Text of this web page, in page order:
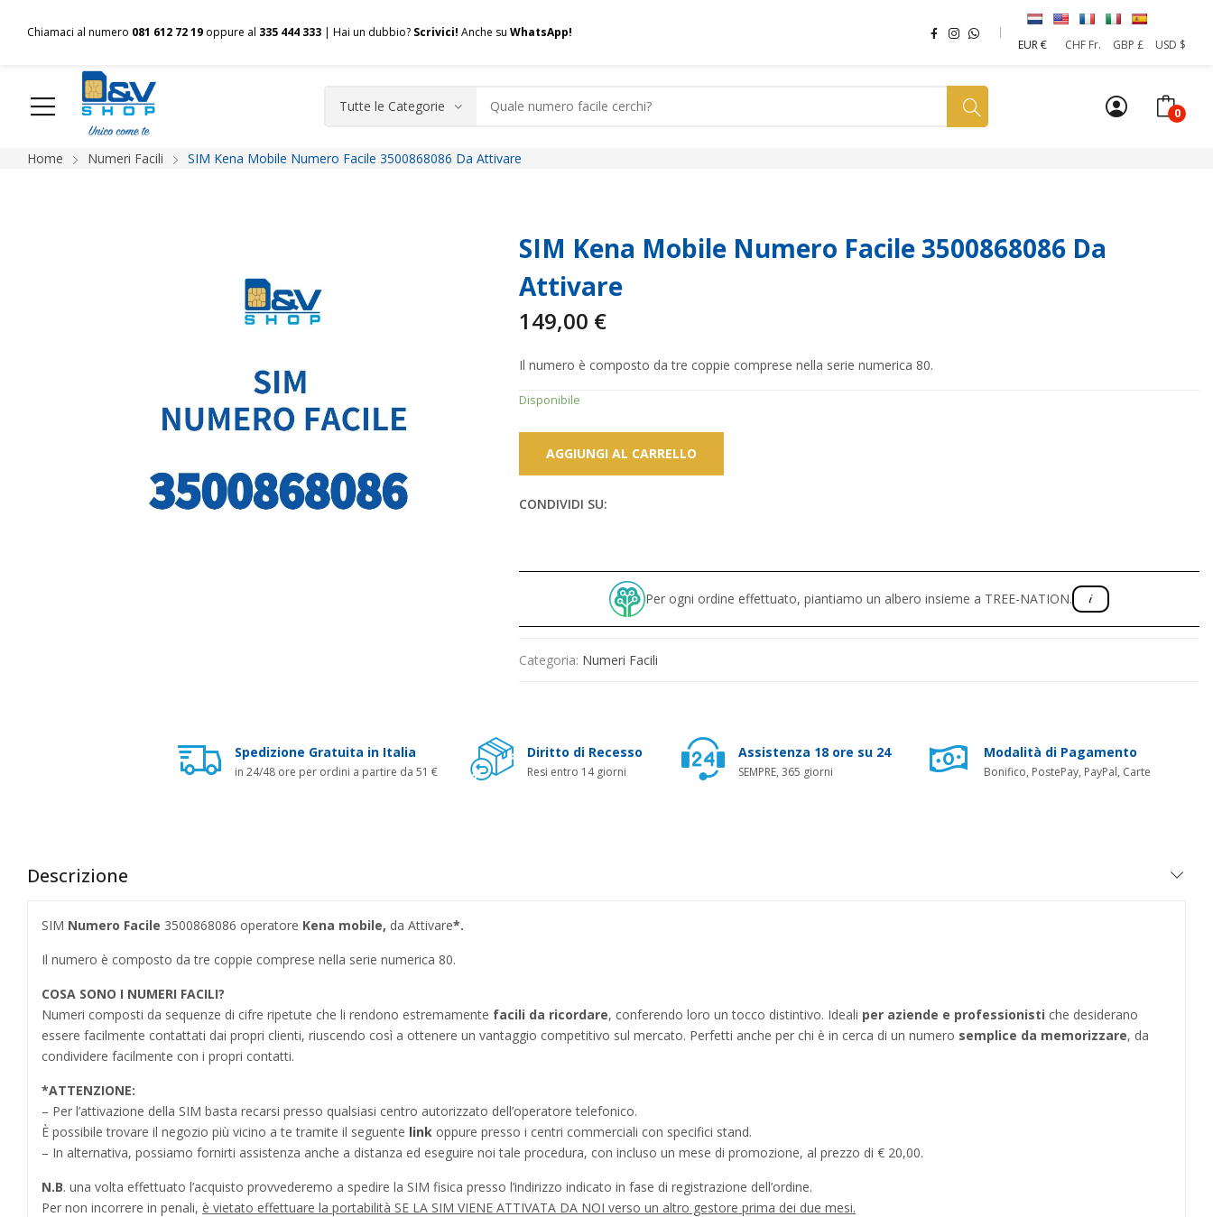
Chiamaci al numero 081 612 72 19 oppure al 335 444 333 | Hai un dubbio? Scrivici! Anche su WhatsApp!
EUR €
CHF Fr. GBP £ USD $
0
HOME Chi siamo Shop Spedizioni Pagamenti F.A.Q. Contatti
Home Numeri Facili SIM Kena Mobile Numero Facile 3500868086 Da Attivare
SIM Kena Mobile Numero Facile 3500868086 Da
Attivare
149,00 €
Il numero è composto da tre coppie comprese nella serie numerica 80.
Disponibile
AGGIUNGI AL CARRELLO
CONDIVIDI SU:
Per ogni ordine effettuato, piantiamo un albero insieme a TREE-NATION.
Categoria: Numeri Facili
Spedizione Gratuita in Italia
in 24/48 ore per ordini a partire da 51 €
Diritto di Recesso
Resi entro 14 giorni
Assistenza 18 ore su 24
SEMPRE, 365 giorni
Modalità di Pagamento
Bonifico, PostePay, PayPal, Carte
Descrizione
SIM Numero Facile 3500868086 operatore Kena mobile, da Attivare*.
Il numero è composto da tre coppie comprese nella serie numerica 80.
COSA SONO I NUMERI FACILI?
Numeri composti da sequenze di cifre ripetute che li rendono estremamente facili da ricordare, conferendo loro un tocco distintivo. Ideali per aziende e professionisti che desiderano
essere facilmente contattati dai propri clienti, riuscendo così a ottenere un vantaggio competitivo sul mercato. Perfetti anche per chi è in cerca di un numero semplice da memorizzare, da
condividere facilmente con i propri contatti.
*ATTENZIONE:
– Per l’attivazione della SIM basta recarsi presso qualsiasi centro autorizzato dell’operatore telefonico.
È possibile trovare il negozio più vicino a te tramite il seguente link oppure presso i centri commerciali con specifici stand.
– In alternativa, possiamo fornirti assistenza anche a distanza ed eseguire noi tale procedura, con incluso un mese di promozione, al prezzo di € 20,00.
N.B. una volta effettuato l’acquisto provvederemo a spedire la SIM fisica presso l’indirizzo indicato in fase di registrazione dell’ordine.
Per non incorrere in penali, è vietato effettuare la portabilità SE LA SIM VIENE ATTIVATA DA NOI verso un altro gestore prima dei due mesi.